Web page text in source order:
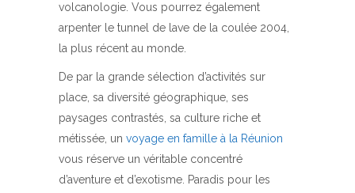
volcanologie. Vous pourrez également
arpenter le tunnel de lave de la coulée 2004,
la plus récent au monde.
De par la grande sélection d’activités sur
place, sa diversité géographique, ses
paysages contrastés, sa culture riche et
métissée, un voyage en famille à la Réunion
vous réserve un véritable concentré
d’aventure et d’exotisme. Paradis pour les